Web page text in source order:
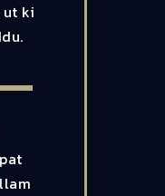
ut ki